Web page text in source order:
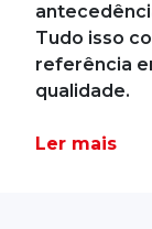
Tudo isso
referência
qualidade.
Ler mais